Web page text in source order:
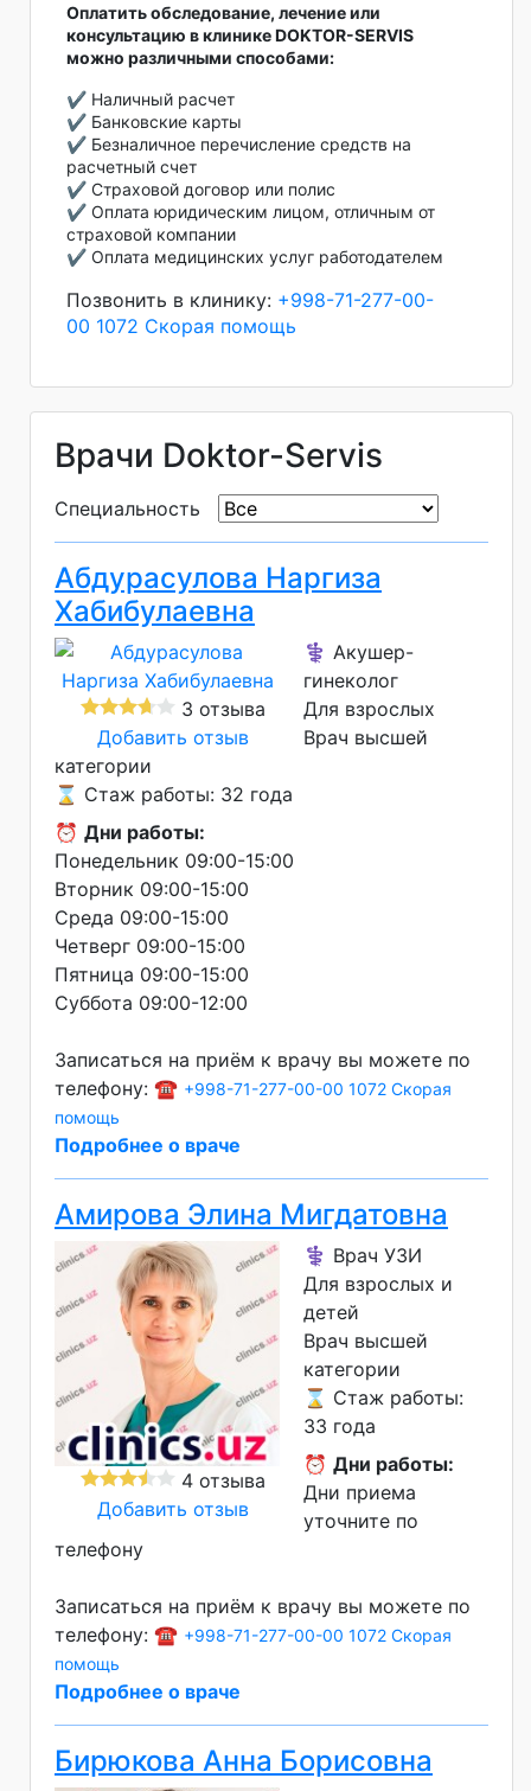
Оплатить обследование, лечение или
консультацию в клинике DOKTOR-SERVIS
можно различными способами:
✔️ Наличный расчет
✔️ Банковские карты
✔️ Безналичное перечисление средств на
расчетный счет
✔️ Страховой договор или полис
✔️ Оплата юридическим лицом, отличным от
страховой компании
✔️ Оплата медицинских услуг работодателем
Позвонить в клинику: +998-71-277-00-
00 1072 Скорая помощь
Врачи Doktor-Servis
Специальность
Абдурасулова Наргиза
Хабибулаевна
3 отзыва
Добавить отзыв
⚕️ Акушер-
гинеколог
Для взрослых
Врач высшей
категории
⌛ Стаж работы: 32 года
⏰ Дни работы:
Понедельник 09:00-15:00
Вторник 09:00-15:00
Среда 09:00-15:00
Четверг 09:00-15:00
Пятница 09:00-15:00
Суббота 09:00-12:00
Записаться на приём к врачу вы можете по
телефону: ☎️ +998-71-277-00-00 1072 Скорая
помощь
Подробнее о враче
Амирова Элина Мигдатовна
4 отзыва
Добавить отзыв
⚕️ Врач УЗИ
Для взрослых и
детей
Врач высшей
категории
⌛ Стаж работы:
33 года
⏰ Дни работы:
Дни приема
уточните по
телефону
Записаться на приём к врачу вы можете по
телефону: ☎️ +998-71-277-00-00 1072 Скорая
помощь
Подробнее о враче
Бирюкова Анна Борисовна